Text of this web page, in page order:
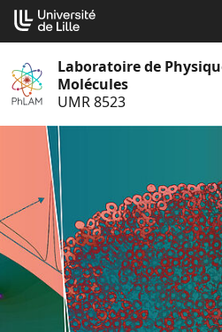
Aller
au
contenu
Laboratoire de
Molécules
UMR 8523
Cookies management panel